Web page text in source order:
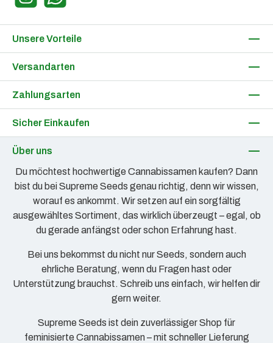
InstagramWhatsApp
Unsere Vorteile
Versandarten
Zahlungsarten
Sicher Einkaufen
Über uns
Du möchtest hochwertige Cannabissamen kaufen? Dann
bist du bei Supreme Seeds genau richtig, denn wir wissen,
worauf es ankommt. Wir setzen auf ein sorgfältig
ausgewähltes Sortiment, das wirklich überzeugt – egal, ob
du gerade anfängst oder schon Erfahrung hast.
Bei uns bekommst du nicht nur Seeds, sondern auch
ehrliche Beratung, wenn du Fragen hast oder
Unterstützung brauchst. Schreib uns einfach, wir helfen dir
gern weiter.
Supreme Seeds ist dein zuverlässiger Shop für
feminisierte Cannabissamen – mit schneller Lieferung